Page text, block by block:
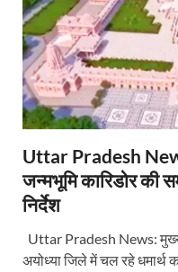
Uttar Pradesh
जन्मभूमि कारिडोर की
निर्देश
Uttar Pradesh News:
अयोध्या जिले में चल रहे धमार्थ